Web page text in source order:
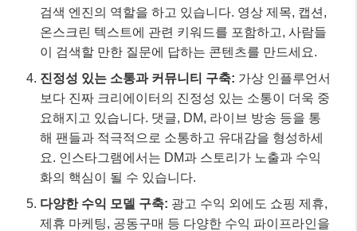
검색 엔진의 역할을 하고 있습니다. 영상 제목, 캡션,
온스크린 텍스트에 관련 키워드를 포함하고, 사람들
이 검색할 만한 질문에 답하는 콘텐츠를 만드세요.
진정성 있는 소통과 커뮤니티 구축: 가상 인플루언서
보다 진짜 크리에이터의 진정성 있는 소통이 더욱 중
요해지고 있습니다. 댓글, DM, 라이브 방송 등을 통
해 팬들과 적극적으로 소통하고 유대감을 형성하세
요. 인스타그램에서는 DM과 스토리가 노출과 수익
화의 핵심이 될 수 있습니다.
다양한 수익 모델 구축: 광고 수익 외에도 쇼핑 제휴,
제휴 마케팅, 공동구매 등 다양한 수익 파이프라인을